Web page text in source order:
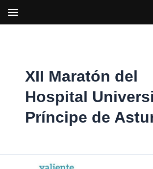
XII Maratón del
Hospital
Príncipe de